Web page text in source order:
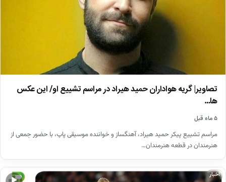
تصاویر| گریه هواداران حمید هیراد در مراسم تشییع او/ این عکس
ها…
۵ ماه قبل
مراسم تشییع پیکر حمید هیراد، آهنگساز و خواننده موسیقی پاپ، با حضور جمعی از
هنرمندان در قطعه هنرمندان…
اخبار